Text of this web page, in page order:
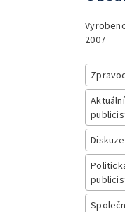
2007
Aktuální
Diskuze